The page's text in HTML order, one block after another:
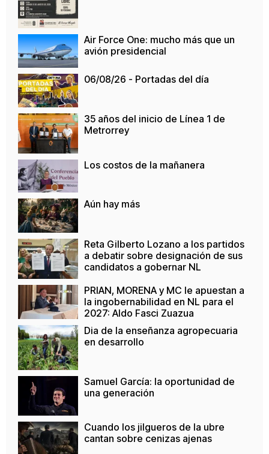
Air Force One: mucho más que un
avión presidencial
06/08/26 - Portadas del día
35 años del inicio de Línea 1 de
Metrorrey
Los costos de la mañanera
Aún hay más
Reta Gilberto Lozano a los partidos
a debatir sobre designación de sus
candidatos a gobernar NL
PRIAN, MORENA y MC le apuestan a
la ingobernabilidad en NL para el
2027: Aldo Fasci Zuazua
Dia de la enseñanza agropecuaria
en desarrollo
Samuel García: la oportunidad de
una generación
Cuando los jilgueros de la ubre
cantan sobre cenizas ajenas